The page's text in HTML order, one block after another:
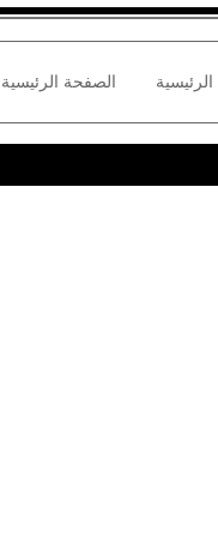
الصفحة الرئيسية